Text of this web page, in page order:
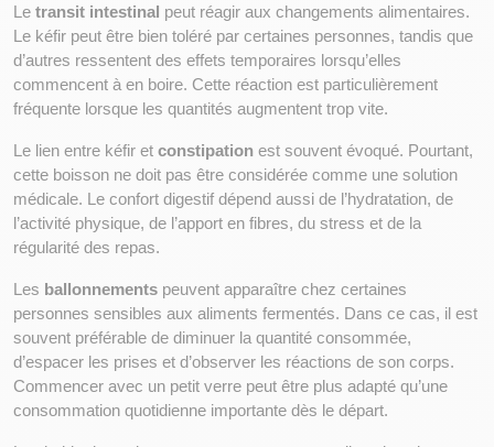
Le transit intestinal peut réagir aux changements alimentaires.
Le kéfir peut être bien toléré par certaines personnes, tandis que
d’autres ressentent des effets temporaires lorsqu’elles
commencent à en boire. Cette réaction est particulièrement
fréquente lorsque les quantités augmentent trop vite.
Le lien entre kéfir et constipation est souvent évoqué. Pourtant,
cette boisson ne doit pas être considérée comme une solution
médicale. Le confort digestif dépend aussi de l’hydratation, de
l’activité physique, de l’apport en fibres, du stress et de la
régularité des repas.
Les ballonnements peuvent apparaître chez certaines
personnes sensibles aux aliments fermentés. Dans ce cas, il est
souvent préférable de diminuer la quantité consommée,
d’espacer les prises et d’observer les réactions de son corps.
Commencer avec un petit verre peut être plus adapté qu’une
consommation quotidienne importante dès le départ.